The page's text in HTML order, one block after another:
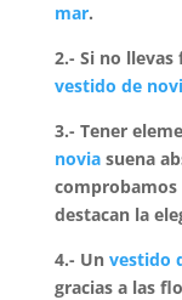
mar.
2.- Si no
vestido de
3.- Tener
noviasuena
comprobamos
destacan la
4.- Un vestido
gracias a las